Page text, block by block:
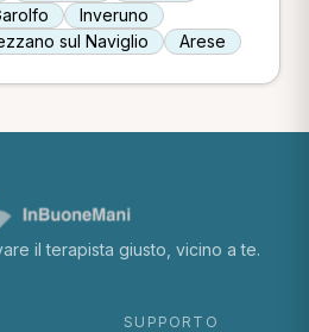
Inveruno
sul Naviglio Arese
il terapista giusto, vicino a te.
SUPPORTO